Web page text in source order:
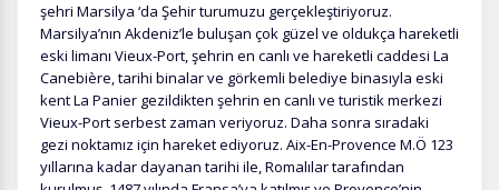
şehri Marsilya ‘da Şehir turumuzu gerçekleştiriyoruz.
Marsilya’nın Akdeniz’le buluşan çok güzel ve oldukça hareketli
eski limanı Vieux-Port, şehrin en canlı ve hareketli caddesi La
Canebière, tarihi binalar ve görkemli belediye binasıyla eski
kent La Panier gezildikten şehrin en canlı ve turistik merkezi
Vieux-Port serbest zaman veriyoruz. Daha sonra sıradaki
gezi noktamız için hareket ediyoruz. Aix-En-Provence M.Ö 123
yıllarına kadar dayanan tarihi ile, Romalılar tarafından